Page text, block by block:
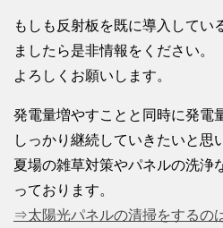
もしも反射板を既に導入してい
ましたら是非情報をください。
よろしくお願いします。
発電量増やすことと同時に発電
しっかり継続していきたいと思
夏場の雑草対策やパネルの洗浄
っております。
⇒太陽光パネルの清掃をするの